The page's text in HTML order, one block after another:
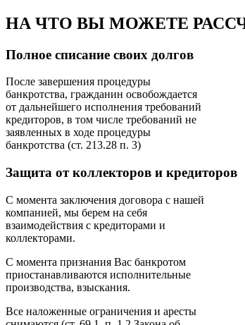
НА ЧТО ВЫ МОЖЕТЕ
Полное списание своих долгов
После завершения процедуры
банкротства, гражданин освобождается
от дальнейшего исполнения требований
кредиторов, в том числе требований не
заявленных в ходе процедуры
банкротства (ст. 213.28 п. 3)
Защита от коллекторов и кредиторов
С момента заключения договора с нашей
компанией, мы берем на себя
взаимодействия с кредиторами и
коллекторами.
С момента признания Вас банкротом
приостанавливаются исполнительные
производства, взыскания.
Все наложенные ограничения и аресты